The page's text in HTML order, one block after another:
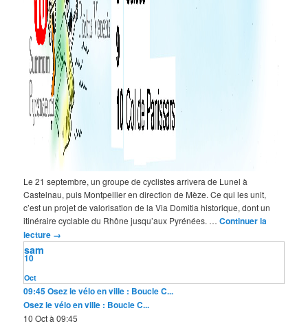
Le 21 septembre, un groupe de cyclistes arrivera de Lunel à
Castelnau, puis Montpellier en direction de Mèze. Ce qui les unit,
c’est un projet de valorisation de la Via Domitia historique, dont un
itinéraire cyclable du Rhône jusqu’aux Pyrénées. …Continuer la
lecture →
Oct
10
sam
09:45Osez le vélo en ville : Boucle C...
Osez le vélo en ville : Boucle C...
10 Oct à 09:45